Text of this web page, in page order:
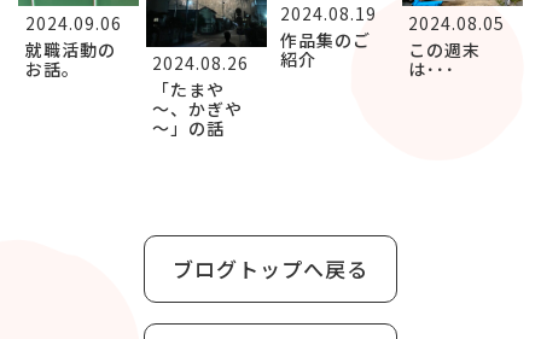
2024.09.06
就職活動の
お話。
2024.08.26
「たまや
～、かぎや
～」の話
2024.08.19
作品集のご
紹介
2024.08.05
この週末
は･･･
ブログトップへ戻る